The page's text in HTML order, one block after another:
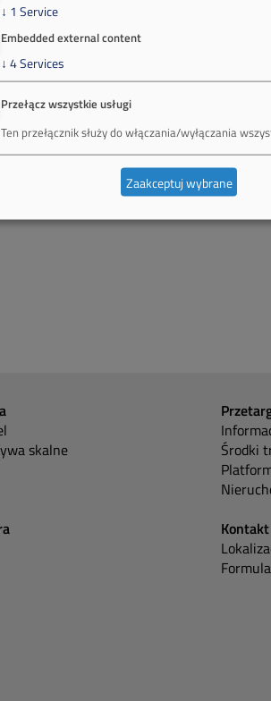
skalne
Środki
Kontakt
↓ 1 Service
Embedded external content
↓ 4Services
Przełącz wszystkie usługi
Ten przełącznik służy do włączania/wyłączania
Zaakceptuj wybrane